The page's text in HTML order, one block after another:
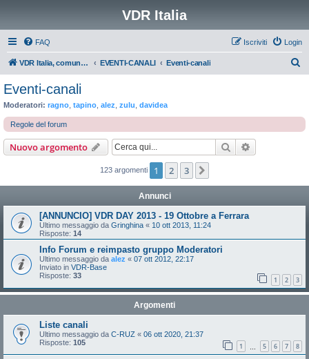
VDR Italia
FAQ Login
Iscriviti
VDR Italia, comunità italiana utilizzatori VDR EVENTI-CANALI Eventi-canali
a
Eventi-canali
Moderatori: ragno tapino alez zulu davidea
Regole del forum
Nuovo argomento Cerca
123 argomenti 1 2 3
Annunci
[ANNUNCIO] VDR DAY 2013 - 19 Ottobre a Ferrara
Ultimo messaggio da Gringhina « 10 ott 2013, 11:24
Risposte: 14
Info Forum e reimpasto gruppo Moderatori
Ultimo messaggio da alez « 07 ott 2012, 22:17
Inviato in VDR-Base
Risposte: 33 1 2 3
Argomenti
Liste canali
Ultimo messaggio da C-RUZ « 06 ott 2020, 21:37
Risposte: 105 1 5 6 7 8